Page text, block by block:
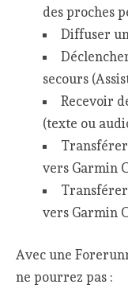
des proches
Diffuser un
secours
Recevoir
(texte ou
Transférer
vers Garmin
Transférer
vers Garmin
Avec une
ne pourrez pas :